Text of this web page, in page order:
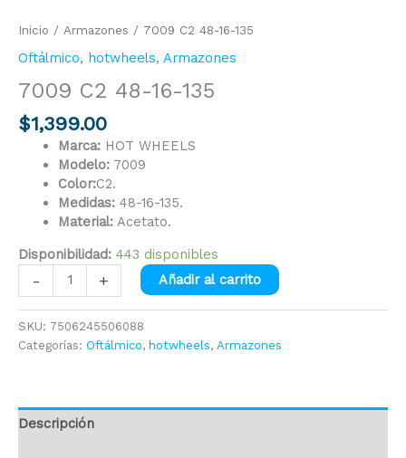
Inicio / Armazones / 7009 C2 48-16-135
Oftálmico, hotwheels, Armazones
7009 C2 48-16-135
$1,399.00
Marca:HOT WHEELS
Modelo:7009
Color:C2.
Medidas:48-16-135.
Material:Acetato.
Disponibilidad: 443 disponibles
- + Añadir al carrito
SKU: 7506245506088
Categorías: Oftálmico, hotwheels, Armazones
Descripción